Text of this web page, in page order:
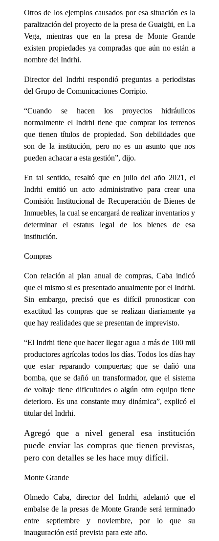
Otros de los ejemplos causados por esa situación es la
paralización del proyecto de la presa de Guaigüi, en La
Vega, mientras que en la presa de Monte Grande
existen propiedades ya compradas que aún no están a
nombre del Indrhi.
Director del Indrhi respondió preguntas a periodistas
del Grupo de Comunicaciones Corripio.
“Cuando se hacen los proyectos hidráulicos
normalmente el Indrhi tiene que comprar los terrenos
que tienen títulos de propiedad. Son debilidades que
son de la institución, pero no es un asunto que nos
pueden achacar a esta gestión”, dijo.
En tal sentido, resaltó que en julio del año 2021, el
Indrhi emitió un acto administrativo para crear una
Comisión Institucional de Recuperación de Bienes de
Inmuebles, la cual se encargará de realizar inventarios y
determinar el estatus legal de los bienes de esa
institución.
Compras
Con relación al plan anual de compras, Caba indicó
que el mismo si es presentado anualmente por el Indrhi.
Sin embargo, precisó que es difícil pronosticar con
exactitud las compras que se realizan diariamente ya
que hay realidades que se presentan de imprevisto.
“El Indrhi tiene que hacer llegar agua a más de 100 mil
productores agrícolas todos los días. Todos los días hay
que estar reparando compuertas; que se dañó una
bomba, que se dañó un transformador, que el sistema
de voltaje tiene dificultades o algún otro equipo tiene
deterioro. Es una constante muy dinámica”, explicó el
titular del Indrhi.
Agregó que a nivel general esa institución
puede enviar las compras que tienen previstas,
pero con detalles se les hace muy difícil.
Monte Grande
Olmedo Caba, director del Indrhi, adelantó que el
embalse de la presas de Monte Grande será terminado
entre septiembre y noviembre, por lo que su
inauguración está prevista para este año.